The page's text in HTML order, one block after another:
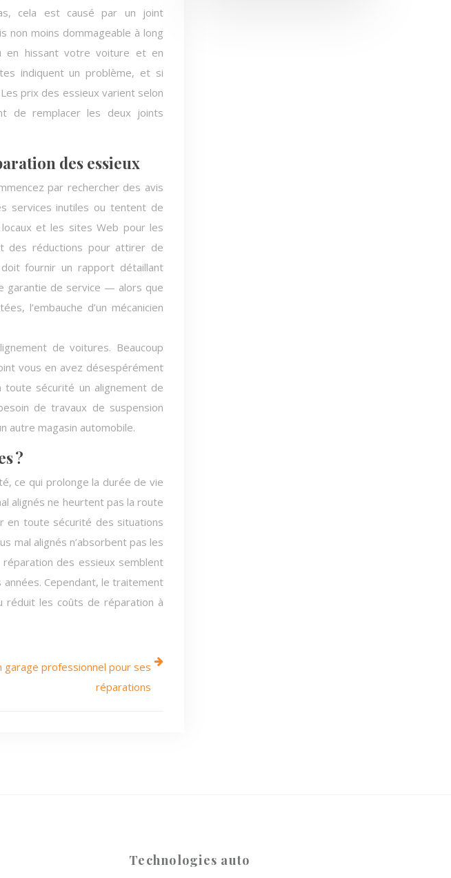
cela est causé par un joint
non moins dommageable à long
en hissant votre voiture et en
indiquent un problème, et si
prix des essieux varient selon
de remplacer les deux joints
des essieux
par rechercher des avis
services inutiles ou tentent de
et les sites Web pour les
des réductions pour attirer de
fournir un rapport détaillant
garantie de service — alors que
l’embauche d’un mécanicien
de voitures. Beaucoup
vous en avez désespérément
sécurité un alignement de
de travaux de suspension
autre magasin automobile.
?
ce qui prolonge la durée de vie
alignés ne heurtent pas la route
en toute sécurité des situations
mal alignés n’absorbent pas les
des essieux semblent
années. Cependant, le traitement
réduit les coûts de réparation à
garage professionnel pour ses
réparations
Technologies auto